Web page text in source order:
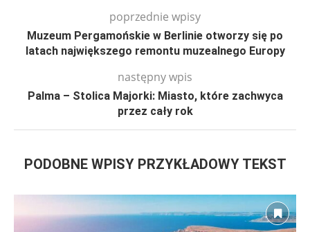
poprzednie wpisy
Muzeum Pergamońskie w Berlinie otworzy się po
latach największego remontu muzealnego Europy
następny wpis
Palma – Stolica Majorki: Miasto, które zachwyca
przez cały rok
PODOBNE WPISY PRZYKŁADOWY TEKST